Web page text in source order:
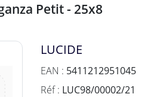
Petit - 25x8
LUCIDE
EAN : 5411212951045
Réf : LUC98/00002/21